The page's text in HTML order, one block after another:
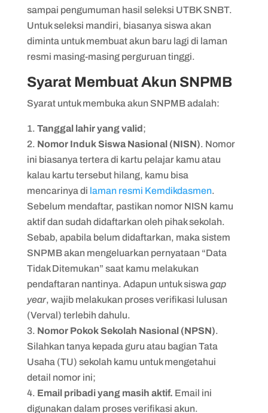
sampai pengumuman hasil seleksi UTBK SNBT.
Untuk seleksi mandiri, biasanya siswa akan
diminta untuk membuat akun baru lagi di laman
resmi masing-masing perguruan tinggi.
Syarat Membuat Akun SNPMB
Syarat untuk membuka akun SNPMB adalah:
Tanggal lahir yang valid;
Nomor Induk Siswa Nasional (NISN). Nomor
ini biasanya tertera di kartu pelajar kamu atau
kalau kartu tersebut hilang, kamu bisa
mencarinya di laman resmi Kemdikdasmen.
Sebelum mendaftar, pastikan nomor NISN kamu
aktif dan sudah didaftarkan oleh pihak sekolah.
Sebab, apabila belum didaftarkan, maka sistem
SNPMB akan mengeluarkan pernyataan “Data
Tidak Ditemukan” saat kamu melakukan
pendaftaran nantinya. Adapun untuk siswa gap
year, wajib melakukan proses verifikasi lulusan
(Verval) terlebih dahulu.
Nomor Pokok Sekolah Nasional (NPSN).
Silahkan tanya kepada guru atau bagian Tata
Usaha (TU) sekolah kamu untuk mengetahui
detail nomor ini;
Email pribadi yang masih aktif. Email ini
digunakan dalam proses verifikasi akun.